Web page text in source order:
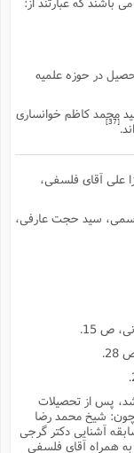
در حوزه علمیه
محمد کاظم خوانسارى
على آقاى فلسفى،
سید حجت عارفى،
ص 15.
سال 1300ش. متولد شد، پس از تحصیلات
چون: شیخ محمد رضا
آشنایى دکتر گرجى
همراه آقاى فلسفى